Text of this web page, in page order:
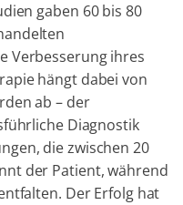
gaben 60 bis 80
Verbesserung ihres
hängt dabei von
ab – der
Diagnostik
die zwischen 20
der Patient, während
Der Erfolg hat